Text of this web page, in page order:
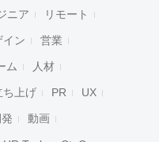
ニア リモート
イン 営業
ム 人材
ち上げ PR UX
動画